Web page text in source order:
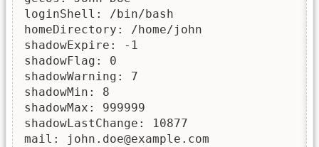
loginShell: /bin/bash
homeDirectory: /home/john
shadowExpire: -1
shadowFlag: 0
shadowWarning: 7
shadowMin: 8
shadowMax: 999999
shadowLastChange: 10877
mail: john.doe@example.com